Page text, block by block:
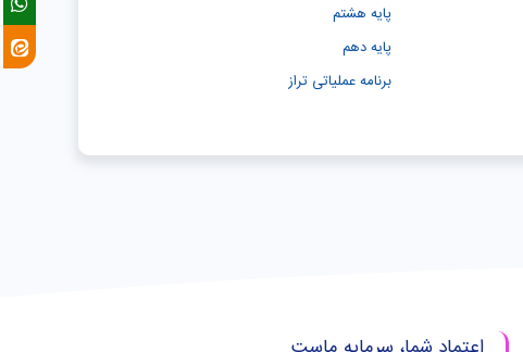
پایه هشتم
پایه دهم
برنامه عملیاتی تراز